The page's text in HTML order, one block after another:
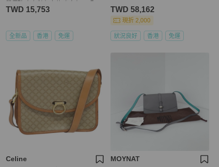
7 碼 附件：盒子 塵袋。
TWD 15,753
全新品 香港 免運
TWD 58,162
現折 2,000
狀況良好 香港 免運
Celine MOYNAT